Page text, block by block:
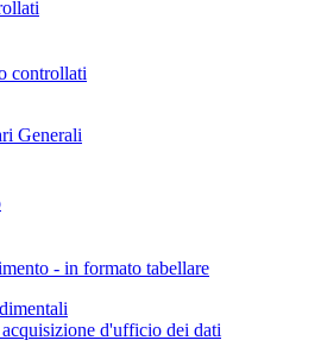
controllati
Generali
- in formato tabellare
d'ufficio dei dati